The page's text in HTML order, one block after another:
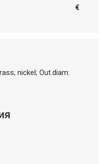
€
nickel; Out.diam: